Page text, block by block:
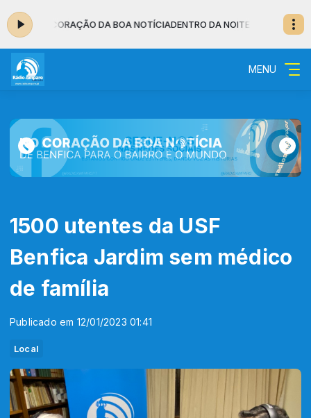
NO CORAÇÃO DA BOA NOTÍCIADENTRO DA NOITE - MUSICAL das
MENU
1500 utentes da USF
Benfica Jardim sem médico
de família
Publicado em 12/01/2023 01:41
Local